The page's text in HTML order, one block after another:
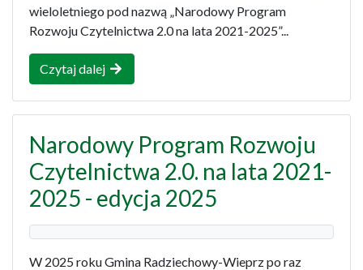
wieloletniego pod nazwą „Narodowy Program
Rozwoju Czytelnictwa 2.0 na lata 2021-2025”...
Czytaj dalej
Narodowy Program Rozwoju
Czytelnictwa 2.0. na lata 2021-
2025 - edycja 2025
W 2025 roku Gmina Radziechowy-Wieprz po raz